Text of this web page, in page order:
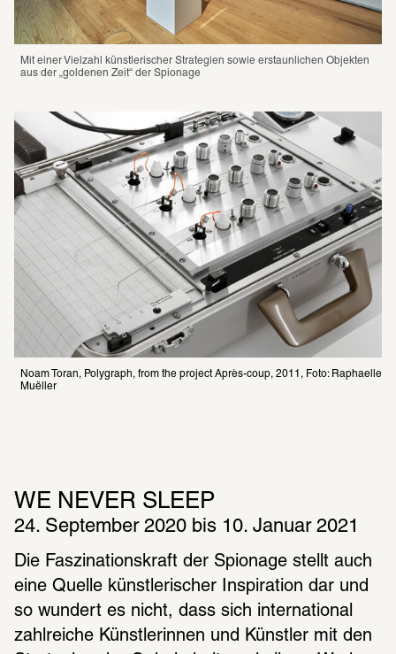
Mit einer Viel­zahl künst­le­ri­scher Stra­te­gien sowie erstaun­li­chen Objek­ten
aus der „goldenen Zeit“ der Spio­nage
Noam Toran, Polygraph, from the project Après-coup, 2011, Foto: Raphaelle
Muëller
WE NEVER SLEEP
24. September 2020 bis 10. Januar 2021
Die Faszinationskraft der Spionage stellt auch
eine Quelle künstlerischer Inspiration dar und
so wundert es nicht, dass sich international
zahlreiche Künstlerinnen und Künstler mit den